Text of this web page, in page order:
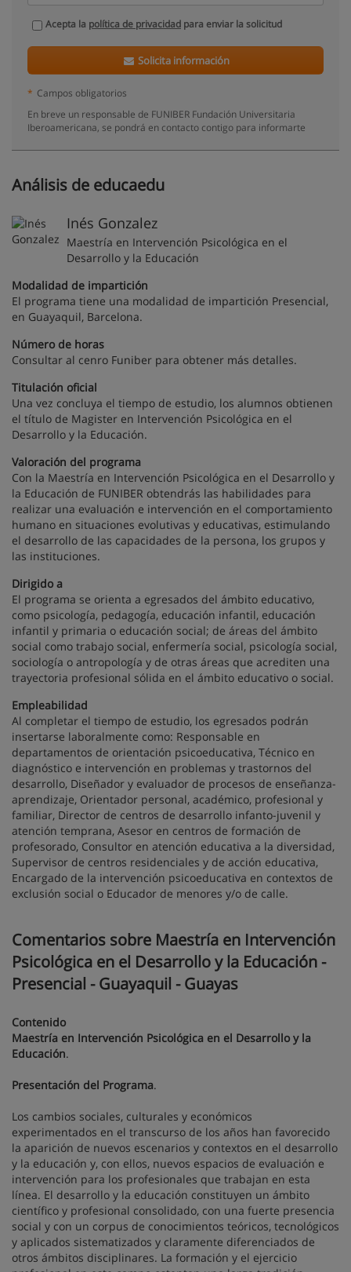
Acepta la política de privacidad para enviar la solicitud
Solicita información
* Campos obligatorios
En breve un responsable de FUNIBER Fundación Universitaria
Iberoamericana, se pondrá en contacto contigo para informarte
Análisis de educaedu
Inés Gonzalez
Maestría en Intervención Psicológica en el
Desarrollo y la Educación
Modalidad de impartición
El programa tiene una modalidad de impartición Presencial,
en Guayaquil, Barcelona.
Número de horas
Consultar al cenro Funiber para obtener más detalles.
Titulación oficial
Una vez concluya el tiempo de estudio, los alumnos obtienen
el título de Magister en Intervención Psicológica en el
Desarrollo y la Educación.
Valoración del programa
Con la Maestría en Intervención Psicológica en el Desarrollo y
la Educación de FUNIBER obtendrás las habilidades para
realizar una evaluación e intervención en el comportamiento
humano en situaciones evolutivas y educativas, estimulando
el desarrollo de las capacidades de la persona, los grupos y
las instituciones.
Dirigido a
El programa se orienta a egresados del ámbito educativo,
como psicología, pedagogía, educación infantil, educación
infantil y primaria o educación social; de áreas del ámbito
social como trabajo social, enfermería social, psicología social,
sociología o antropología y de otras áreas que acrediten una
trayectoria profesional sólida en el ámbito educativo o social.
Empleabilidad
Al completar el tiempo de estudio, los egresados podrán
insertarse laboralmente como: Responsable en
departamentos de orientación psicoeducativa, Técnico en
diagnóstico e intervención en problemas y trastornos del
desarrollo, Diseñador y evaluador de procesos de enseñanza-
aprendizaje, Orientador personal, académico, profesional y
familiar, Director de centros de desarrollo infanto-juvenil y
atención temprana, Asesor en centros de formación de
profesorado, Consultor en atención educativa a la diversidad,
Supervisor de centros residenciales y de acción educativa,
Encargado de la intervención psicoeducativa en contextos de
exclusión social o Educador de menores y/o de calle.
Comentarios sobre Maestría en Intervención
Psicológica en el Desarrollo y la Educación -
Presencial - Guayaquil - Guayas
Contenido
Maestría en Intervención Psicológica en el Desarrollo y la
Educación.
Presentación del Programa.
Los cambios sociales, culturales y económicos
experimentados en el transcurso de los años han favorecido
la aparición de nuevos escenarios y contextos en el desarrollo
y la educación y, con ellos, nuevos espacios de evaluación e
intervención para los profesionales que trabajan en esta
línea. El desarrollo y la educación constituyen un ámbito
científico y profesional consolidado, con una fuerte presencia
social y con un corpus de conocimientos teóricos, tecnológicos
y aplicados sistematizados y claramente diferenciados de
otros ámbitos disciplinares. La formación y el ejercicio